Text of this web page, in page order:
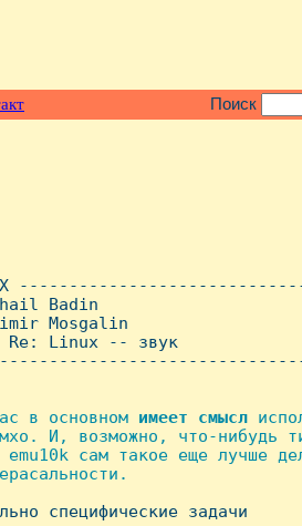
Поиск
Badin
Mosgalin
Linux -- звук
в основном имеет смысл
И, возможно, что-нибудь
emu10k сам такое еще лучше
специфические задачи